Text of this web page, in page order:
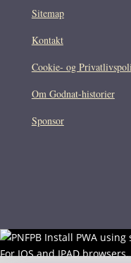
Sitemap
Kontakt
Cookie- og
Om Godnat-historier
Sponsor
For IOS and IPAD